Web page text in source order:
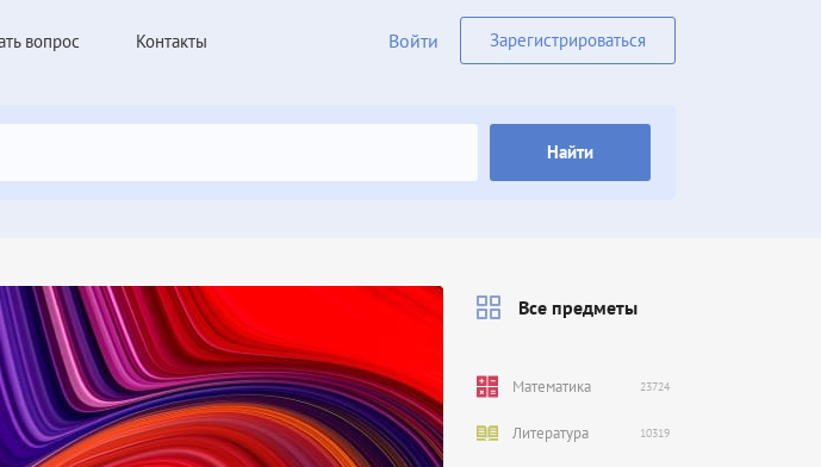
вопрос Контакты Войти Зарегистрироваться
Найти
Все предметы
Математика 23724
Литература 10319